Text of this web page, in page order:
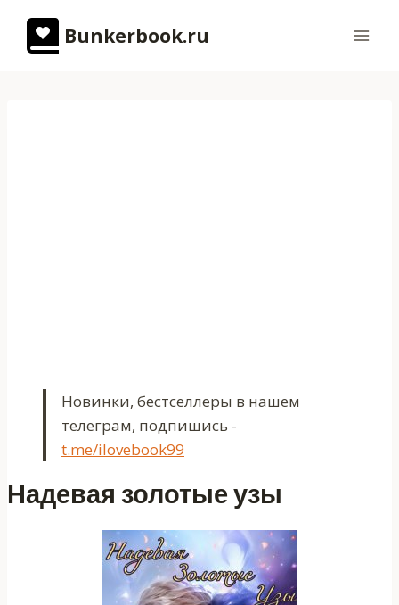
содержимому
Bunkerbook.ru
Новинки, бестселлеры в нашем
телеграм, подпишись -
t.me/ilovebook99
Надевая золотые узы